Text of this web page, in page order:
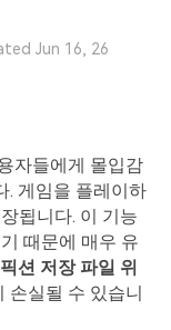
Jun 16, 26
자들에게 몰입감
. 게임을 플레이하
됩니다. 이 기능
때문에 매우 유
션 저장 파일 위
손실될 수 있습니